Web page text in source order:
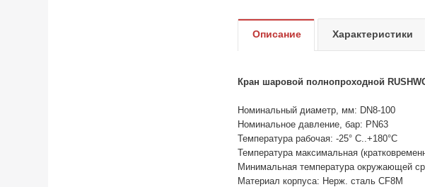
Описание Характеристики
Кран шаровой полнопроходной
Номинальный диаметр, мм: DN8-100
Номинальное давление, бар: PN63
Температура рабочая: -25° С..+180°С
Температура максимальная
Минимальная температура окружающей
Материал корпуса: Нерж. сталь CF8M